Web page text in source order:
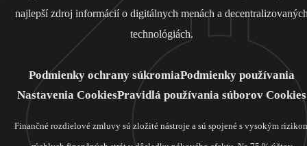
najlepší zdroj informácií o digitálnych menách a
technológiách.
Podmienky ochrany súkromiaPodmienky používania
Nastavenia CookiesPravidlá používania súborov Cookies
Finančné rozdielové zmluvy sú zložité nástroje a sú spojené s vysokým